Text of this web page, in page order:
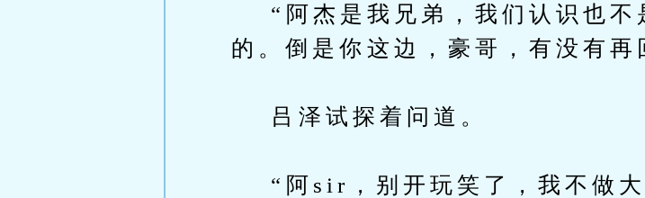
“阿杰是我兄弟，我们认识也不
的。倒是你这边，豪哥，有没有再
吕泽试探着问道。
“阿sir，别开玩笑了，我不做大